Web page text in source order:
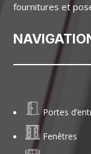
fournitures et
Portes
Fenêtres